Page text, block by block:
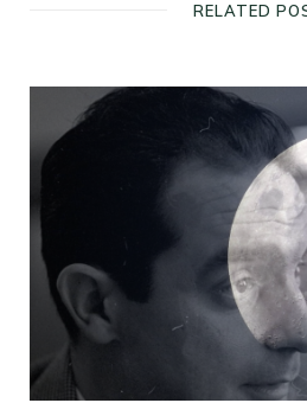
RELATED